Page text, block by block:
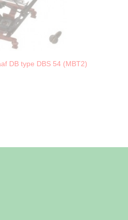
DB type DBS 54 (MBT2)